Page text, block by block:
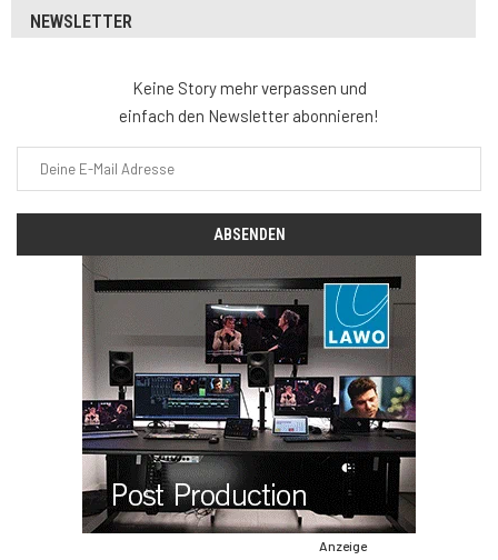
NEWSLETTER
Keine Story mehr verpassen und
einfach den Newsletter abonnieren!
Anzeige